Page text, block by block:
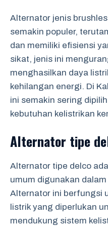
Alternator jenis
semakin populer,
dan memiliki efisiensi
sikat, jenis ini
menghasilkan daya
kehilangan energi. Di
ini semakin sering
kebutuhan kelistrikan
Alternator tipe
Alternator tipe delco
umum digunakan
Alternator ini berfungsi
listrik yang diperlukan
mendukung sistem